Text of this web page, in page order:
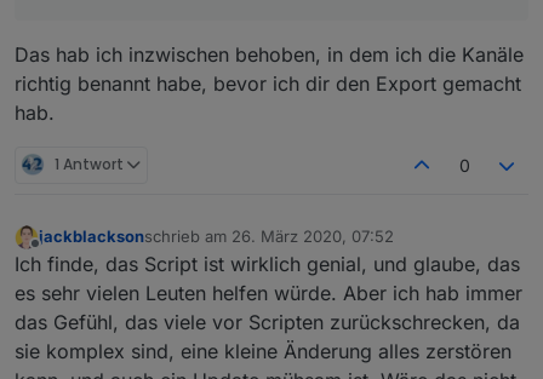
Das hab ich inzwischen behoben, in dem ich die Kanäle
richtig benannt habe, bevor ich dir den Export gemacht
hab.
1 Antwort 0
Offline
jackblacksonschrieb am 26. März 2020, 07:52
zuletzt editiert von
Ich finde, das Script ist wirklich genial, und glaube, das
es sehr vielen Leuten helfen würde. Aber ich hab immer
das Gefühl, das viele vor Scripten zurückschrecken, da
sie komplex sind, eine kleine Änderung alles zerstören